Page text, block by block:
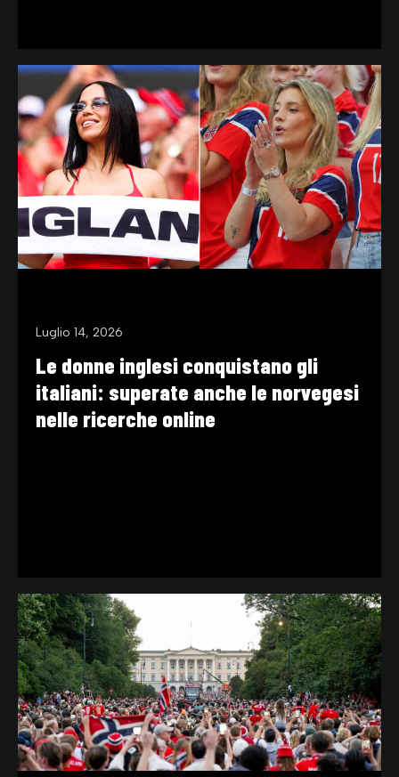
BLOG
Luglio 14, 2026
Le donne inglesi conquistano gli
italiani: superate anche le norvegesi
nelle ricerche online
VIDEO